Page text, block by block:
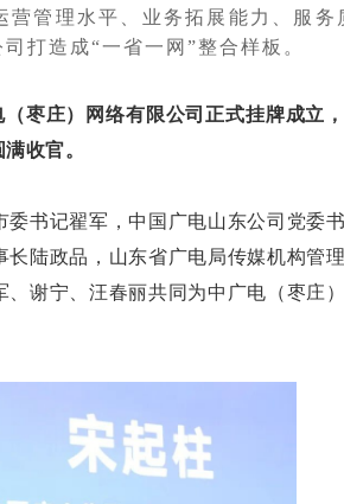
管理水平、业务拓展能力、服务
打造成“一省一网”整合样板。
枣庄）网络有限公司正式挂牌成立
收官。
书记翟军，中国广电山东公司党委
陆政品，山东省广电局传媒机构管
谢宁、汪春丽共同为中广电（枣庄